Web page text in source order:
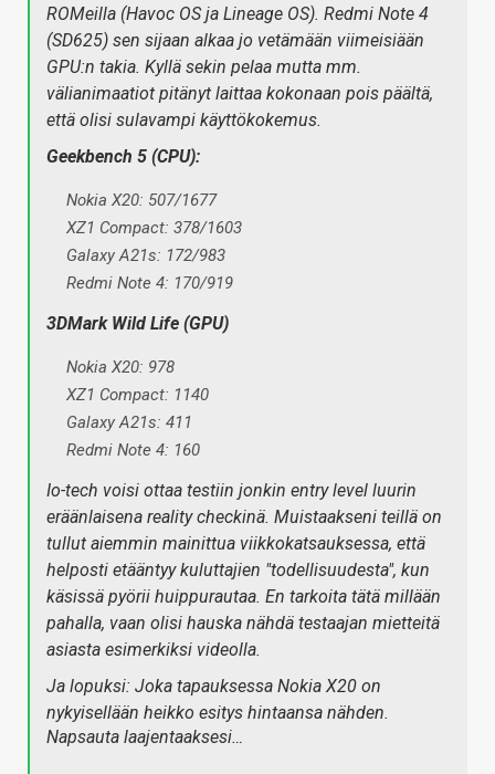
ROMeilla (Havoc OS ja Lineage OS). Redmi Note 4
(SD625) sen sijaan alkaa jo vetämään viimeisiään
GPU:n takia. Kyllä sekin pelaa mutta mm.
välianimaatiot pitänyt laittaa kokonaan pois päältä,
että olisi sulavampi käyttökokemus.
Geekbench 5 (CPU):
Nokia X20: 507/1677
XZ1 Compact: 378/1603
Galaxy A21s: 172/983
Redmi Note 4: 170/919
3DMark Wild Life (GPU)
Nokia X20: 978
XZ1 Compact: 1140
Galaxy A21s: 411
Redmi Note 4: 160
Io-tech voisi ottaa testiin jonkin entry level luurin
eräänlaisena reality checkinä. Muistaakseni teillä on
tullut aiemmin mainittua viikkokatsauksessa, että
helposti etääntyy kuluttajien "todellisuudesta", kun
käsissä pyörii huippurautaa. En tarkoita tätä millään
pahalla, vaan olisi hauska nähdä testaajan mietteitä
asiasta esimerkiksi videolla.
Ja lopuksi: Joka tapauksessa Nokia X20 on
nykyisellään heikko esitys hintaansa nähden.
Napsauta laajentaaksesi…